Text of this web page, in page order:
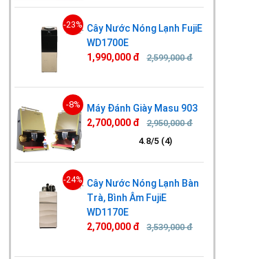
-23% Cây Nước Nóng Lạnh FujiE
WD1700E
1,990,000 đ
2,599,000 đ
-8%
Máy Đánh Giày Masu 903
2,700,000 đ
2,950,000 đ
4.8/5 (4)
-24% Cây Nước Nóng Lạnh Bàn
Trà, Bình Âm FujiE
WD1170E
2,700,000 đ
3,539,000 đ